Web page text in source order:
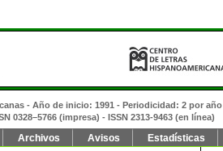
- Año de inicio: 1991 - Periodicidad: 2 por año
0328–5766 (impresa) - ISSN 2313-9463 (en línea)
Archivos Avisos Estadísticas